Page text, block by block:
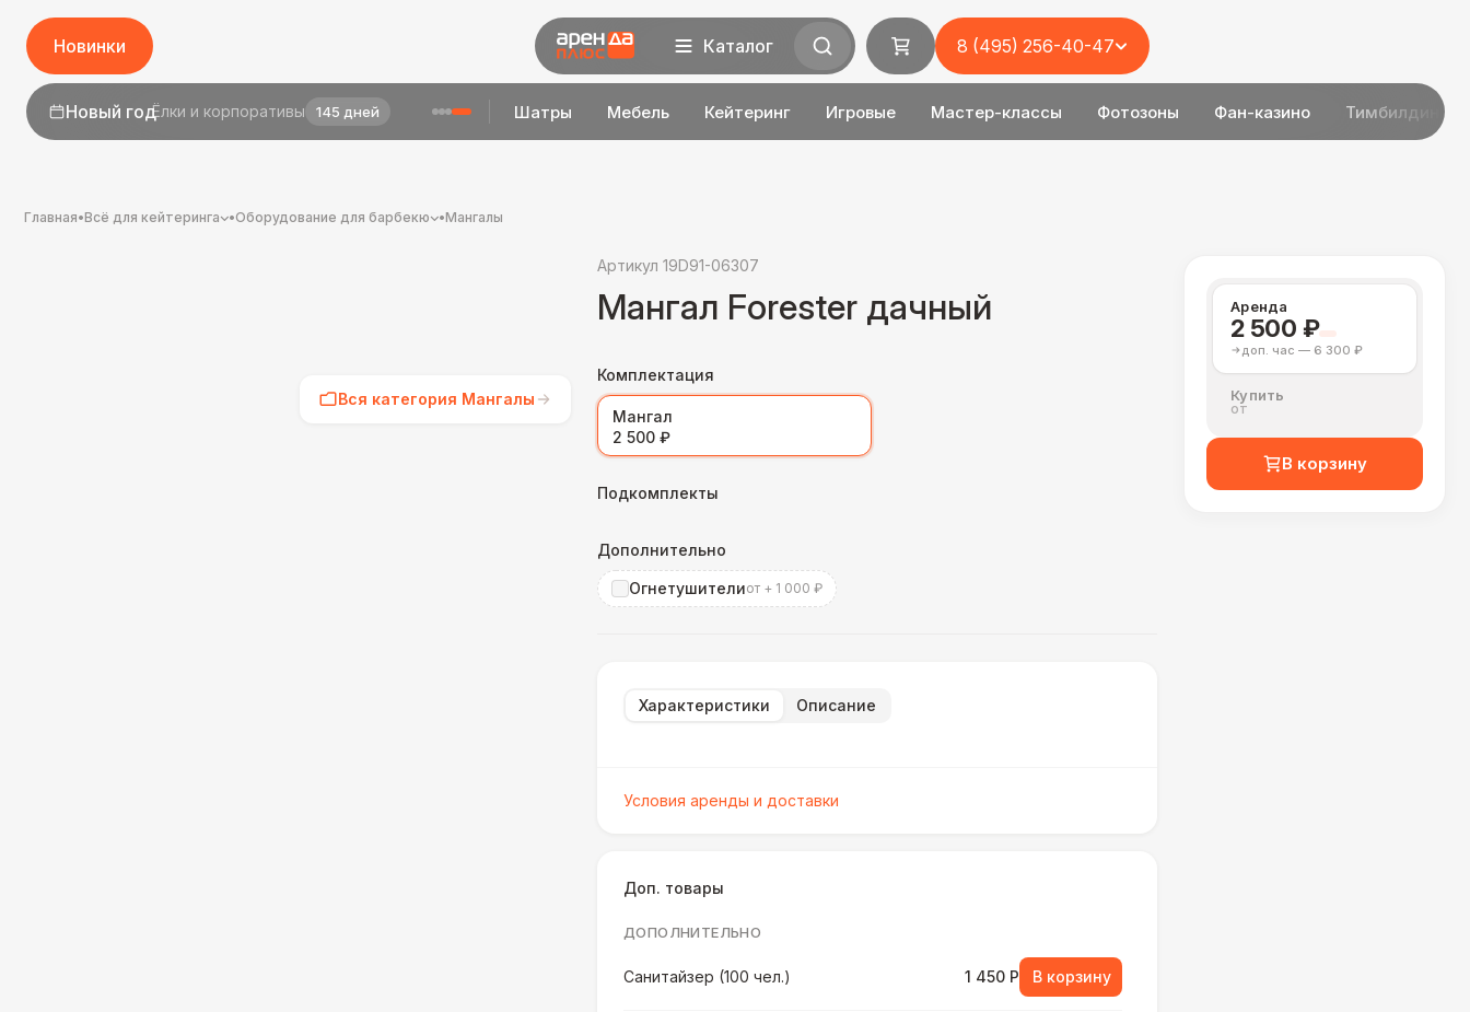
Новинки
1 сентябряДень знаний 23 дня Шатры Мебель Кейтеринг Игровые Мастер-классы Фотозоны Фан-казино Тимбилдинг
Каталог 8 (495) 256-40-47
Главная•Всё для кейтеринга •Оборудование для барбекю •Мангалы
Вся категория Мангалы
Артикул 19D91-06307
Мангал Forester дачный
Комплектация
Мангал
2 500 ₽
Подкомплекты
Дополнительно
Огнетушителиот + 1 000 ₽
Характеристики Описание
Условия аренды и доставки
Доп. товары
ДОПОЛНИТЕЛЬНО
Санитайзер (100 чел.) 1 450 Р В корзину
Аренда
2 500 ₽
доп. час — 6 300 ₽
Купить
от
В корзину